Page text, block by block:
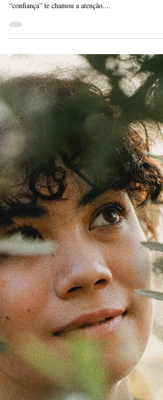
Confiança, Fé e Poder de
Deus
Texto por: Gabriele Sauthier Fotografia: Ana Shvets
Talvez você tenha lido o título desse texto e o tema
“confiança” te chamou a atenção....